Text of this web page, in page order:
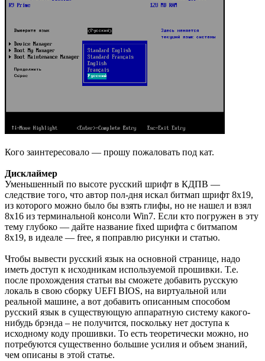
Кого заинтересовало — прошу пожаловать под кат.
Дисклаймер
Уменьшенный по высоте русский шрифт в КДПВ —
следствие того, что автор пол-дня искал битмап шрифт 8х19,
из которого можно было бы взять глифы, но не нашел и взял
8х16 из терминальной консоли Win7. Если кто погружен в эту
тему глубоко — дайте название fixed шрифта с битмапом
8x19, в идеале — free, я поправлю рисунки и статью.
Чтобы вывести русский язык на основной странице, надо
иметь доступ к исходникам используемой прошивки. Т.е.
после прохождения статьи вы сможете добавить русскую
локаль в свою сборку UEFI BIOS, на виртуальной или
реальной машине, а вот добавить описанным способом
русский язык в существующую аппаратную систему какого-
нибудь брэнда – не получится, поскольку нет доступа к
исходному коду прошивки. То есть теоретически можно, но
потребуются существенно большие усилия и объем знаний,
чем описаны в этой статье.